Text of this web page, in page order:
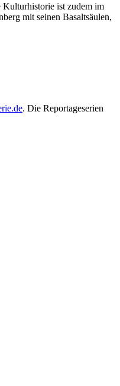
Kulturhistorie ist zudem im
mit seinen Basaltsäulen,
. Die Reportageserien